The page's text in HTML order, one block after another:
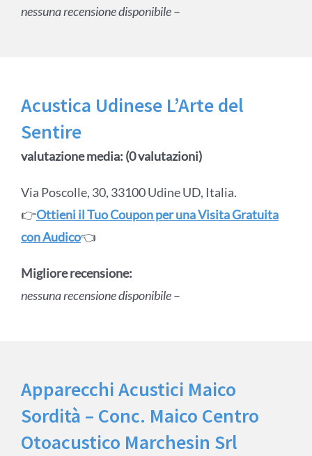
nessuna recensione disponibile–
Acustica Udinese L’Arte del
Sentire
valutazione media: (0 valutazioni)
Via Poscolle, 30, 33100 Udine UD, Italia.
👉Ottieni il Tuo Coupon per una Visita Gratuita
con Audico👈
Migliore recensione:
nessuna recensione disponibile–
Apparecchi Acustici Maico
Sordità – Conc. Maico Centro
Otoacustico Marchesin Srl